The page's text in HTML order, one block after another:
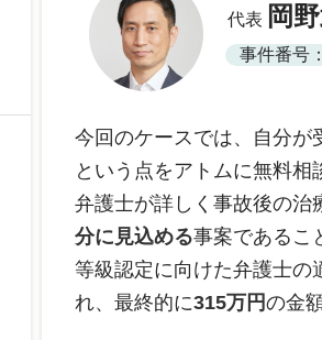
代表 岡
事件番号
今回のケースでは、自分が
という点をアトムに無料相
弁護士が詳しく事故後の治
分に見込める事案であるこ
等級認定に向けた弁護士の
れ、最終的に315万円の金